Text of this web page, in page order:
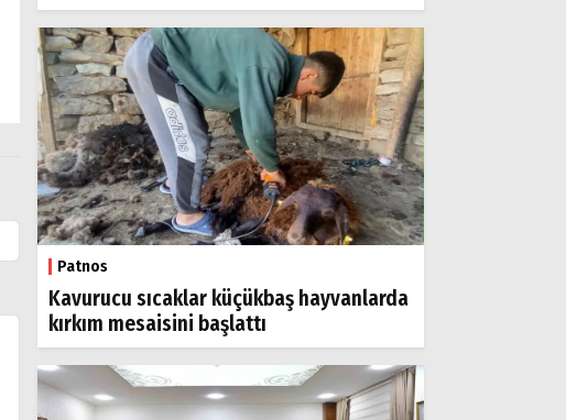
Patnos
Kavurucu sıcaklar küçükbaş hayvanlarda
kırkım mesaisini başlattı